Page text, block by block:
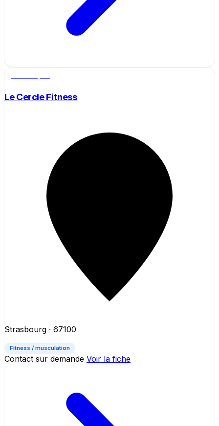
Le Cercle Fitness
Strasbourg · 67100
Fitness / musculation
Contact sur demande Voir la fiche